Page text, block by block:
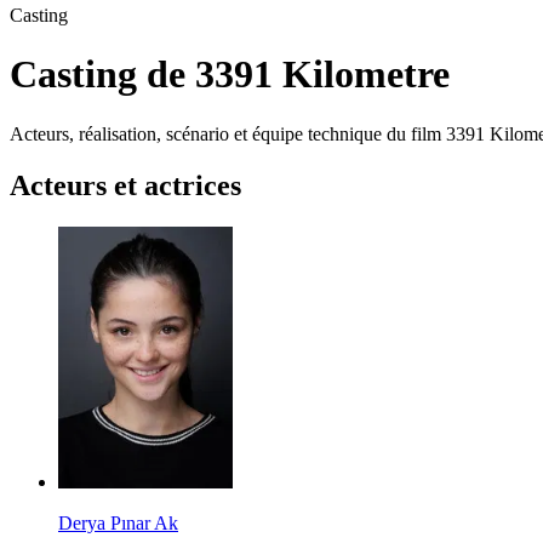
Casting
Casting de 3391 Kilometre
Acteurs, réalisation, scénario et équipe technique du film 3391
Acteurs et actrices
Derya Pınar Ak